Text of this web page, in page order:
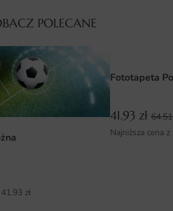
rozwiązaniom, produkt można łatwo
To doskonała opcja dla osób, które
jakiś czas odświeżyć swoje wnętrze.
tę fototapetę
pasuje do różnych stylów
idealny dla każdego.
POLECANE
41.93 zł
Fototapeta
41.93 zł
Najniższa cena